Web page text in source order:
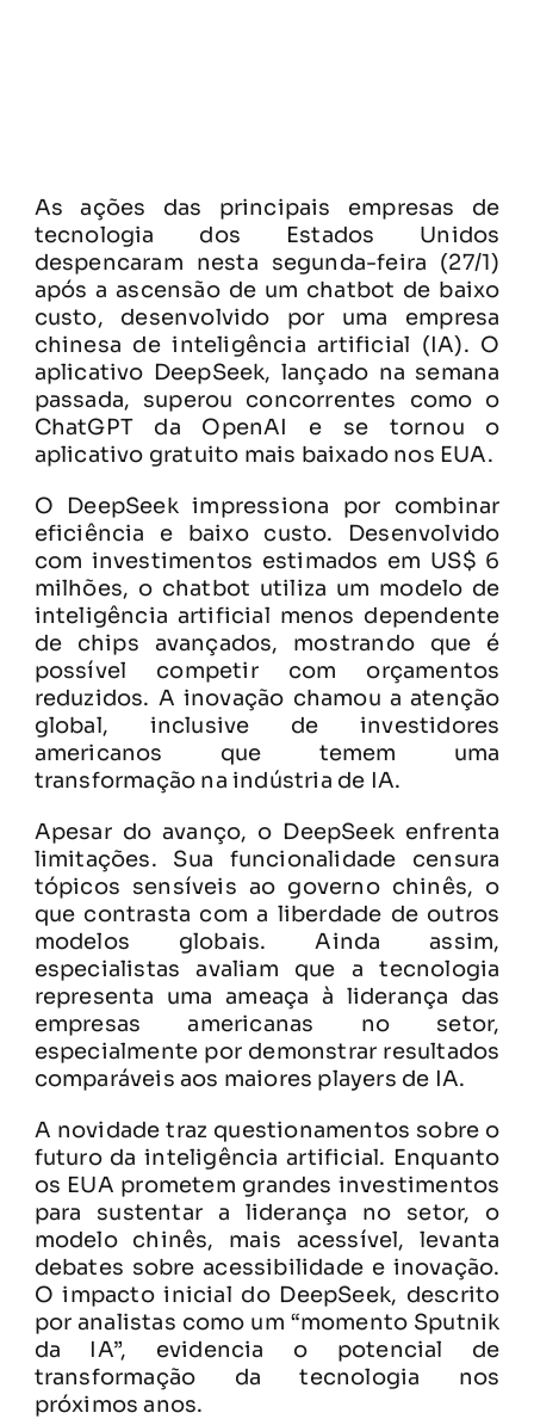
As ações das principais empresas de
tecnologia dos Estados Unidos
despencaram nesta segunda-feira (27/1)
após a ascensão de um chatbot de baixo
custo, desenvolvido por uma empresa
chinesa de inteligência artificial (IA). O
aplicativo DeepSeek, lançado na semana
passada, superou concorrentes como o
ChatGPT da OpenAI e se tornou o
aplicativo gratuito mais baixado nos EUA.
O DeepSeek impressiona por combinar
eficiência e baixo custo. Desenvolvido
com investimentos estimados em US$ 6
milhões, o chatbot utiliza um modelo de
inteligência artificial menos dependente
de chips avançados, mostrando que é
possível competir com orçamentos
reduzidos. A inovação chamou a atenção
global, inclusive de investidores
americanos que temem uma
transformação na indústria de IA.
Apesar do avanço, o DeepSeek enfrenta
limitações. Sua funcionalidade censura
tópicos sensíveis ao governo chinês, o
que contrasta com a liberdade de outros
modelos globais. Ainda assim,
especialistas avaliam que a tecnologia
representa uma ameaça à liderança das
empresas americanas no setor,
especialmente por demonstrar resultados
comparáveis aos maiores players de IA.
A novidade traz questionamentos sobre o
futuro da inteligência artificial. Enquanto
os EUA prometem grandes investimentos
para sustentar a liderança no setor, o
modelo chinês, mais acessível, levanta
debates sobre acessibilidade e inovação.
O impacto inicial do DeepSeek, descrito
por analistas como um “momento Sputnik
da IA”, evidencia o potencial de
transformação da tecnologia nos
próximos anos.